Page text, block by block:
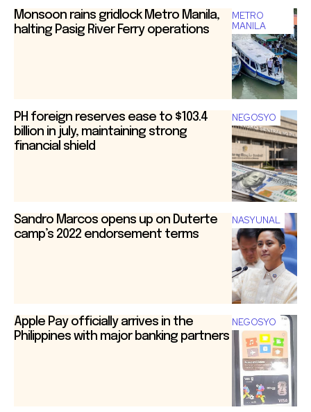
METRO
MANILA
Monsoon rains gridlock Metro Manila,
halting Pasig River Ferry operations
NEGOSYO
PH foreign reserves ease to $103.4
billion in july, maintaining strong
financial shield
NASYUNAL
Sandro Marcos opens up on Duterte
camp’s 2022 endorsement terms
NEGOSYO
Apple Pay officially arrives in the
Philippines with major banking partners